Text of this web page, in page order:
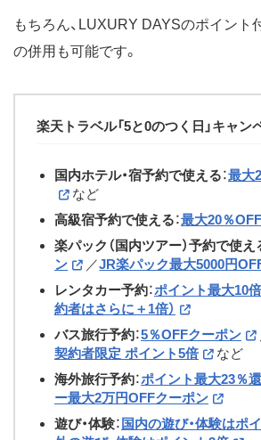
もちろん、LUXURY DAYSのポイント
の併用も可能です。
楽天トラベル「5と0のつく日」キャン
国内ホテル・宿予約で使える：最大
など
高級宿予約で使える：最大20％
楽パック（国内ツアー）予約で使え
ン
／JR楽パック最大5000円
レンタカー予約：ポイント最大10
約者はさらに＋1倍）
バス旅行予約：5％OFFクーポン
契約者限定 ポイント5倍
など
海外旅行予約：ポイント最大23％
ー最大2万円OFFクーポン
遊び・体験： 国内の遊び・体験はポ